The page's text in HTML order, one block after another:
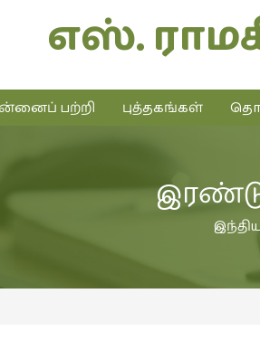
எஸ்.
பற்றி புத்தகங்கள்
இரண்டு